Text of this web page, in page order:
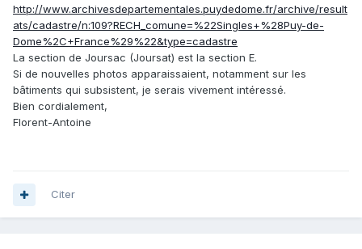
http://www.archivesdepartementales.puydedome.fr/archive/result
ats/cadastre/n:109?RECH_comune=%22Singles+%28Puy-de-
Dome%2C+France%29%22&type=cadastre
La section de Joursac (Joursat) est la section E.
Si de nouvelles photos apparaissaient, notamment sur les
bâtiments qui subsistent, je serais vivement intéressé.
Bien cordialement,
Florent-Antoine
Citer